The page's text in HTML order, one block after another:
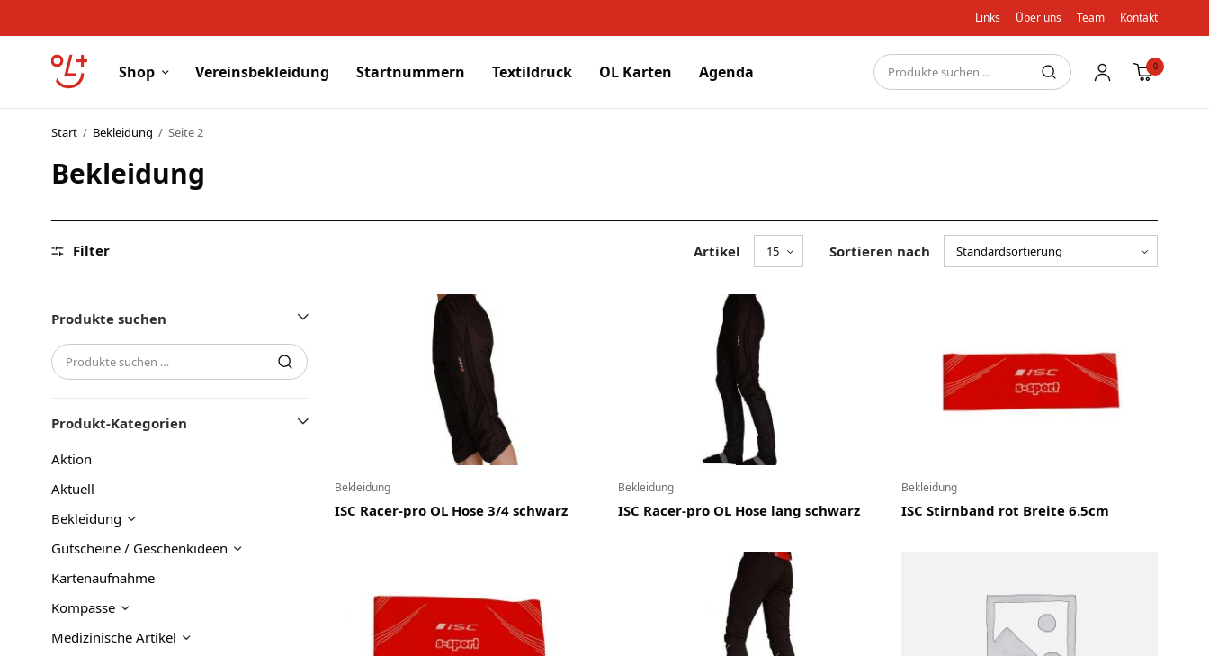
Links Über uns Team Kontakt
Shop Vereinsbekleidung Startnummern Textildruck OL Karten Agenda 0
Start / Bekleidung / Seite 2
Bekleidung
Filter Artikel Sortieren nach
Produkte suchen
Produkt-Kategorien
Aktion
Aktuell
Bekleidung
Gutscheine / Geschenkideen
Kartenaufnahme
Kompasse
Medizinische Artikel
Bekleidung
ISC Racer-pro OL Hose 3/4 schwarz
Bekleidung
ISC Racer-pro OL Hose lang schwarz
Bekleidung
ISC Stirnband rot Breite 6.5cm
Vereinsbekleidung
OL Karten
Agenda
Links
Team
Kontakt
Produkt-Kategorien
Aktion
Aktuell